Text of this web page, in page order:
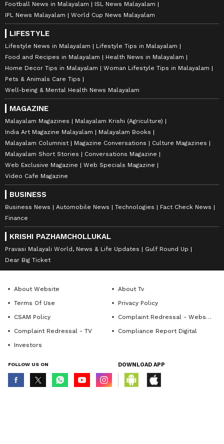
Football News in Malayalam
ISL News Malayalam
IPL News Malayalam
World Cup News Malayalam
LIFESTYLE
Lifestyle News in Malayalam
Lifestyle Tips in Malayalam
Food and Recipes in Malayalam
Health News in Malayalam
Home Decor Tips in Malayalam
Woman Lifestyle Tips in Malayalam
Pets & Animals Care Tips
Well-being & Mental Health News Malayalam
MAGAZINE
Malayalam Magazines
Malayalam Krishi (Agriculture)
India Art Magazine Malayalam
Malayalam Books
Malayalam Columnist
Magazine Conversations
Culture Magazines
Malayalam Short Stories
Conversations Magazine
Web Exclusive Magazine
Web Specials Magazine
Video Cafe Magazine
BUSINESS
Business News Automobile News Technologies
Fact Check News
Finance
KRISHI PAZHAMCHOLLUKAL
Pravasi Malayali World, News & Life Updates
Gulf Round Up
Dear Big Ticket
About Website
About Tv
Terms Of Use
Privacy Policy
CSAM Policy
Complaint Redressal - Website
Complaint Redressal - TV
Compliance Report Digital
Investors
FOLLOW US ON DOWNLOAD APP